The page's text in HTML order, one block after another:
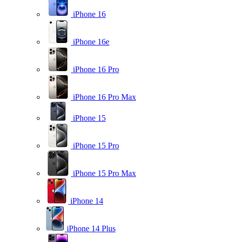
iPhone 16
iPhone 16e
iPhone 16 Pro
iPhone 16 Pro Max
iPhone 15
iPhone 15 Pro
iPhone 15 Pro Max
iPhone 14
iPhone 14 Plus